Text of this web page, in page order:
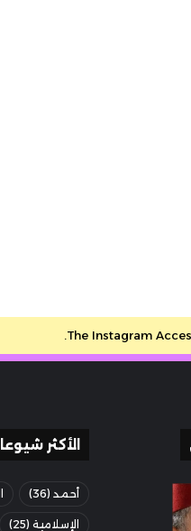
The Instagram
الأكثر شيوعا
أحمد (36)
الإسلامية (25)